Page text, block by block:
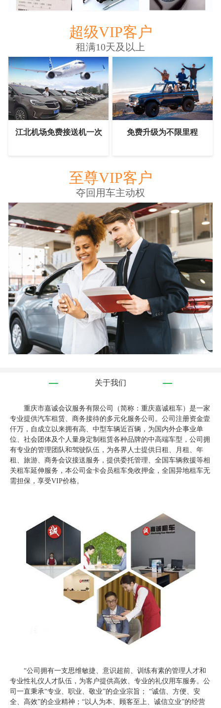
超级VIP客户
租满10天及以上
江北机场免费接送机一次 免费升级为不限里程
至尊VIP客户
夺回用车主动权
关于我们
重庆市嘉诚会议服务有限公司（简称：重庆嘉诚租车）是一家
专业提供汽车租赁、商务接待的多元化服务公司。公司注册资金壹
仟万，自成立以来拥有高、中型车辆近百辆，为国内外企事业单
位、社会团体及个人量身定制租赁各种品牌的中高端车型，公司拥
有专业的管理团队和驾驶队伍，为各界人士提供日租、月租、年
租、旅游、商务会议接送服务，提供委托管理、全国车辆救援等相
关租车延伸服务，本公司金卡会员租车免收押金，全国异地租车无
需担保，享受VIP价格。
“公司拥有一支思维敏捷、意识超前、训练有素的管理人才和
专业性礼仪人才队伍，为客户提供高效、专业的礼仪用车服务。公
司一直秉承“专业、职业、敬业”的企业宗旨； “诚信、方便、安
全、高效”的企业精神；“以人为本、顾客至上、诚信立业”的经营